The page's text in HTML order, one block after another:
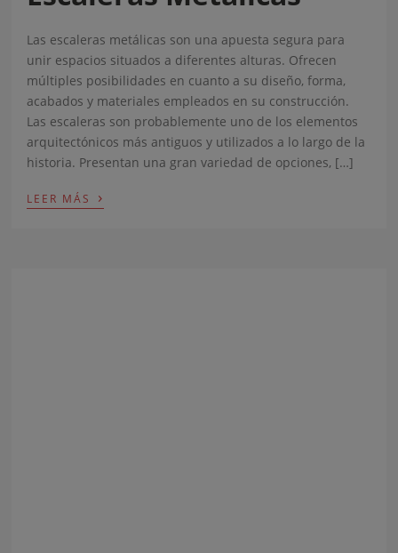
Las escaleras metálicas son una apuesta segura para
unir espacios situados a diferentes alturas. Ofrecen
múltiples posibilidades en cuanto a su diseño, forma,
acabados y materiales empleados en su construcción.
Las escaleras son probablemente uno de los elementos
arquitectónicos más antiguos y utilizados a lo largo de la
historia. Presentan una gran variedad de opciones, […]
LEER MÁS ›